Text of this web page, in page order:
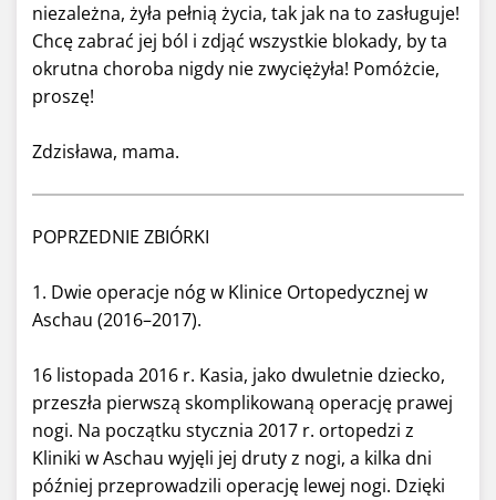
niezależna, żyła pełnią życia, tak jak na to zasługuje!
Chcę zabrać jej ból i zdjąć wszystkie blokady, by ta
okrutna choroba nigdy nie zwyciężyła! Pomóżcie,
proszę!
Zdzisława, mama.
POPRZEDNIE ZBIÓRKI
1. Dwie operacje nóg w Klinice Ortopedycznej w
Aschau (2016–2017).
16 listopada 2016 r. Kasia, jako dwuletnie dziecko,
przeszła pierwszą skomplikowaną operację prawej
nogi. Na początku stycznia 2017 r. ortopedzi z
Kliniki w Aschau wyjęli jej druty z nogi, a kilka dni
później przeprowadzili operację lewej nogi. Dzięki